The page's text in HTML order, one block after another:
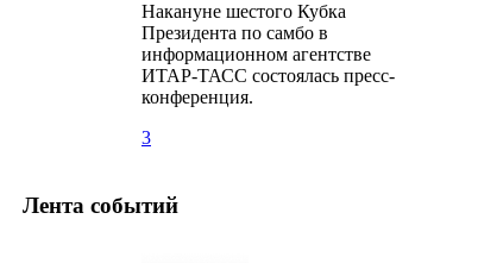
Накануне шестого Кубка
Президента по самбо в
информационном агентстве
ИТАР-ТАСС состоялась пресс-
конференция.
3
Лента событий